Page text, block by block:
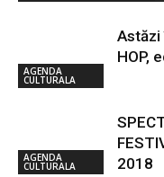
AGENDA
CULTURALA
Astăzi
HOP,
AGENDA
CULTURALA
2018